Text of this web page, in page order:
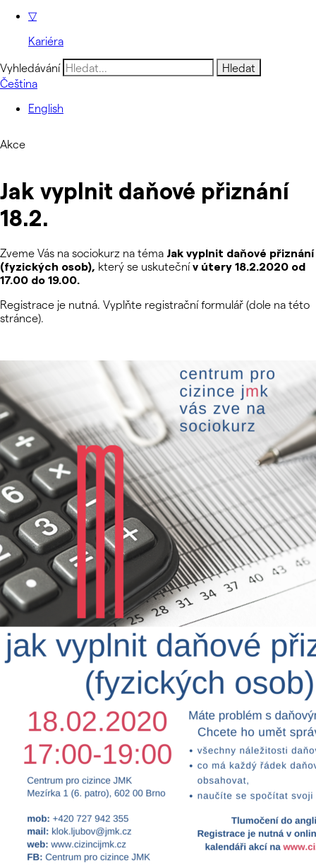
▽
Kariéra
Vyhledávání
Čeština
English
Akce
Jak vyplnit daňové přiznání
18.2.
Zveme Vás na sociokurz na téma Jak vyplnit daňové přiznání
(fyzických osob), který se uskutečnív útery 18.2.2020 od
17.00 do 19.00.
Registrace je nutná. Vyplňte registrační formulář (dole na této
stránce).